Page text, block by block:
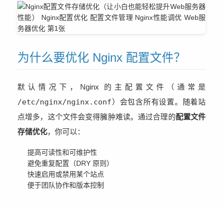
为什么要优化 Nginx 配置文件？
默认情况下，Nginx 的主配置文件（通常是
/etc/nginx/nginx.conf）会包含所有设置。随着站
点增多，这个文件会变得臃肿难读。通过合理的配置文件
存储优化，你可以：
提高可读性和可维护性
避免重复配置（DRY 原则）
快速启用或禁用某个站点
便于团队协作和版本控制